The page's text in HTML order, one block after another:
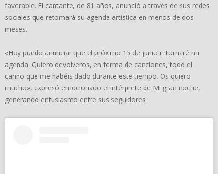
favorable. El cantante, de 81 años, anunció a través de sus redes
sociales que retomará su agenda artística en menos de dos
meses.
«Hoy puedo anunciar que el próximo 15 de junio retomaré mi
agenda. Quiero devolveros, en forma de canciones, todo el
cariño que me habéis dado durante este tiempo. Os quiero
mucho», expresó emocionado el intérprete de Mi gran noche,
generando entusiasmo entre sus seguidores.